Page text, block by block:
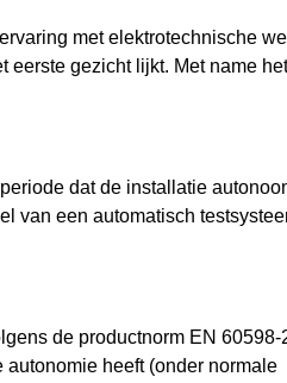
met elektrotechnische
gezicht lijkt. Met name
dat de installatie
van een automatisch
de productnorm EN 60598-
heeft (onder normale